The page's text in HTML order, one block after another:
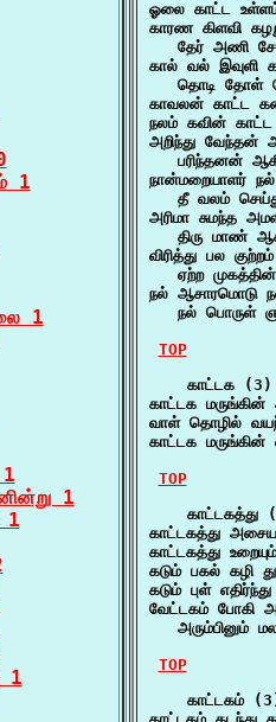
1
1
1
1
1
ஓலை காட்ட
காரண கிளவி
தேர் அணி
கால் வல் இவுளி
தொடி தோள்
காவலன் காட்ட
நலம் கவின்
அறிந்து வேந்தன்
பரிந்தனன்
நான்மறையாளர்
தீ வலம்
அரிமா சுமந்த
திரு மாண்
விரித்து பல
ஏற்ற
நல் ஆசாரமொடு
நல் பொருள்
TOP
    காட்டக (3)
காட்டக
வாள் தொழில்
காட்டக
TOP
காட்டகத்து
காட்டகத்து
காட்டகத்து
கடும் பகல் கழி
கடும் புள்
வேட்டகம் போகி
அரும்பினும்
TOP
காட்டகம்